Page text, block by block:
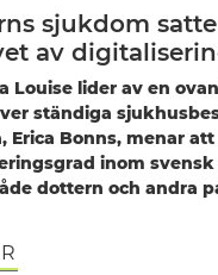
sjukdom
av
Louise lider av en
ständiga
Erica Bonns, menar
inom
dottern och andra